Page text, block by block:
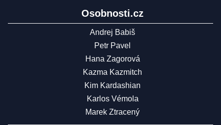
Osobnosti.cz
Andrej Babiš
Petr Pavel
Hana Zagorová
Kazma Kazmitch
Kim Kardashian
Karlos Vémola
Marek Ztracený